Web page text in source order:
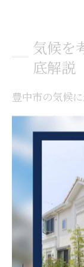
気候を
底解説
豊中市の気候
豊中市は大阪府
徴的な地域です
方が住まいの快
目的は、紫外
熱性や防水性
特に豊中市では
すいため、遮
加えて、梅雨や